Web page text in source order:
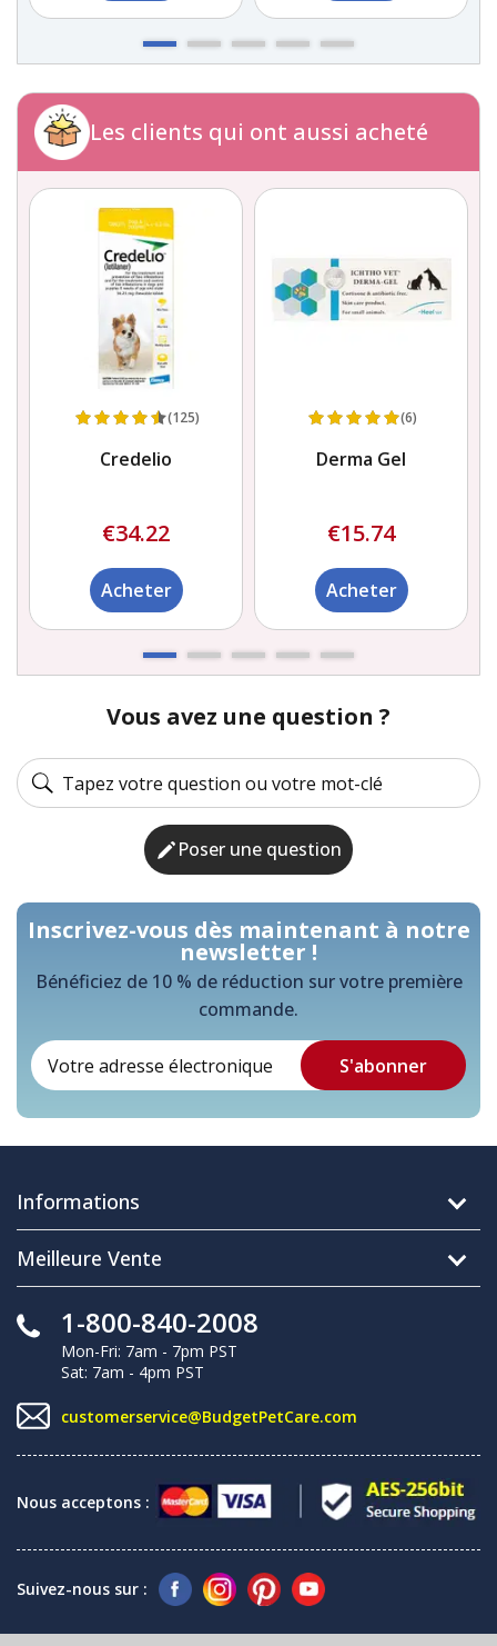
Les clients qui ont aussi acheté
(125)
Credelio
€34.22
Acheter
(6)
Derma Gel
€15.74
Acheter
Vous avez une question ?
Poser une question
Inscrivez-vous dès maintenant à notre
newsletter !
Bénéficiez de 10 % de réduction sur votre première
commande.
Informations
Meilleure Vente
1-800-840-2008
Mon-Fri: 7am - 7pm PST
Sat: 7am - 4pm PST
customerservice@BudgetPetCare.com
Nous acceptons :
Suivez-nous sur :